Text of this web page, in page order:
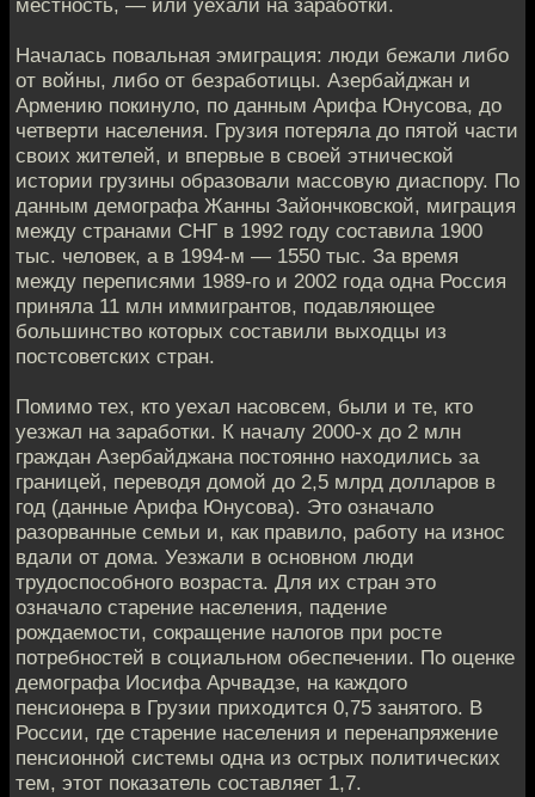
местность, — или уехали на заработки.
Началась повальная эмиграция: люди бежали либо
от войны, либо от безработицы. Азербайджан и
Армению покинуло, по данным Арифа Юнусова, до
четверти населения. Грузия потеряла до пятой части
своих жителей, и впервые в своей этнической
истории грузины образовали массовую диаспору. По
данным демографа Жанны Зайончковской, миграция
между странами СНГ в 1992 году составила 1900
тыс. человек, а в 1994-м — 1550 тыс. За время
между переписями 1989-го и 2002 года одна Россия
приняла 11 млн иммигрантов, подавляющее
большинство которых составили выходцы из
постсоветских стран.
Помимо тех, кто уехал насовсем, были и те, кто
уезжал на заработки. К началу 2000-х до 2 млн
граждан Азербайджана постоянно находились за
границей, переводя домой до 2,5 млрд долларов в
год (данные Арифа Юнусова). Это означало
разорванные семьи и, как правило, работу на износ
вдали от дома. Уезжали в основном люди
трудоспособного возраста. Для их стран это
означало старение населения, падение
рождаемости, сокращение налогов при росте
потребностей в социальном обеспечении. По оценке
демографа Иосифа Арчвадзе, на каждого
пенсионера в Грузии приходится 0,75 занятого. В
России, где старение населения и перенапряжение
пенсионной системы одна из острых политических
тем, этот показатель составляет 1,7.